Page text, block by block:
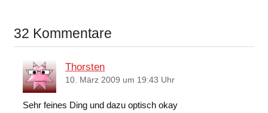
32 Kommentare
Thorsten
10. März 2009 um 19:43 Uhr
Sehr feines Ding und dazu optisch okay